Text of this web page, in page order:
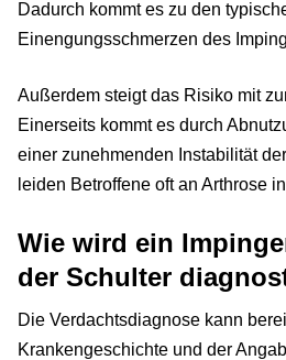
Dadurch kommt es zu den
Einengungsschmerzen des
Außerdem steigt das Risiko mit
Einerseits kommt es durch
einer zunehmenden Instabilität
leiden Betroffene oft an Arthrose
Wie wird ein
der Schulter
Die Verdachtsdiagnose kann
Krankengeschichte und der